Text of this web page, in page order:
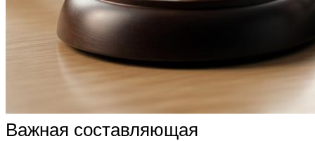
Важная составляющая